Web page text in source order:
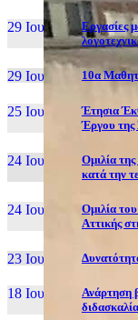
29 Ιουν, 26
Εργασίες
29 Ιουν, 26 10α
25 Ιουν, 26
Έτησια
Έργου της
24 Ιουν, 26
Ομιλία
κατά την
24 Ιουν, 26
Ομιλία
Αττικής
23 Ιουν, 26
18 Ιουν, 26
Ανάρτηση